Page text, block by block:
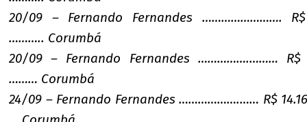
20/09 – Fernando Fernandes ……………………. R$
……….. Corumbá
20/09 – Fernando Fernandes …………….……… R$
……… Corumbá
24/09 – Fernando Fernandes ……………….…… R$